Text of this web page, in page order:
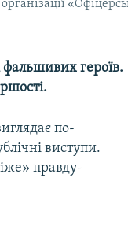
фальшивих героїв.
по-
виступи.
правду-